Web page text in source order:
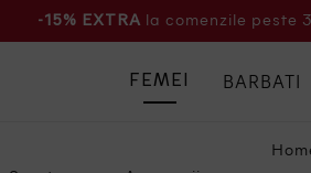
-15% EXTRA la comenzile peste
FEMEI BARBATI